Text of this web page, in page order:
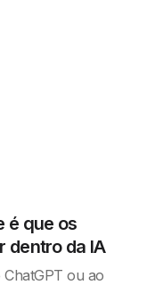
é que os
dentro da IA
ChatGPT ou ao